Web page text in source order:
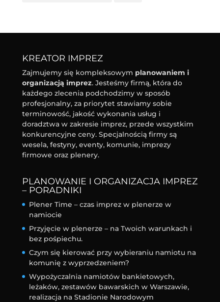
KREATOR IMPREZ
Zajmujemy się kompleksowym planowaniem i
organizacją imprez. Jesteśmy firmą, która do
każdego zlecenia podchodzimy w sposób
profesjonalny, za priorytet stawiamy sobie
terminowość, jakość wykonania usług i
doradztwa w zakresie imprez, przede wszystkim
konkurencyjne ceny. Specjalnością firmy są
wesela, festyny, eventy, komunie, imprezy
firmowe oraz plenery.
PLANOWANIE I ORGANIZACJA IMPREZ
– PORADNIKI
Plener Time – czas imprez w plenerze w
namiocie
Przyjęcie w plenerze – na Twoich warunkach i
bez pośpiechu.
Czym się kierować przy wybieraniu namiotu na
komunię z wyprzedzeniem?
Wypożyczalnia namiotów bankietowych,
leżaków, zestawów bawarskich w Warszawie,
realizacja na Stadionie Narodowym